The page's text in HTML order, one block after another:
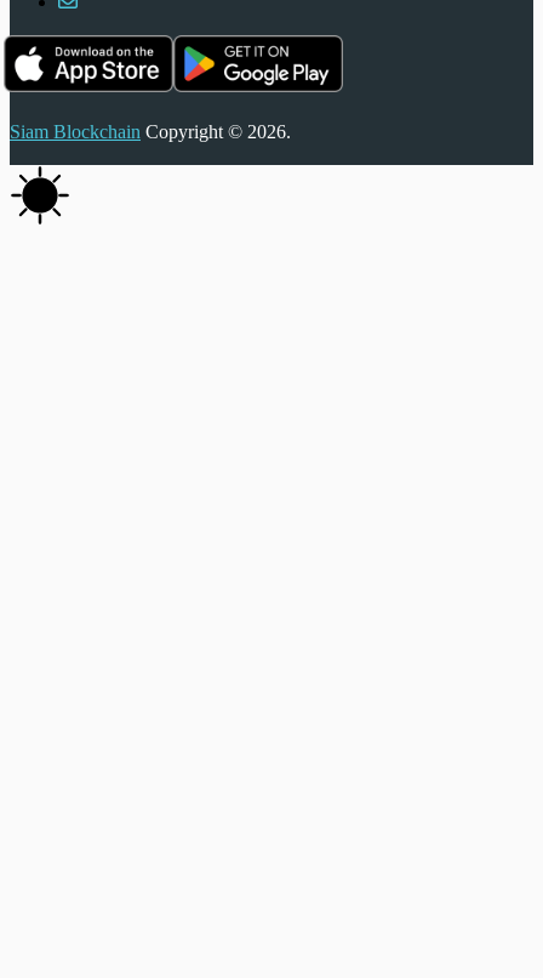
Siam Blockchain Copyright © 2026.